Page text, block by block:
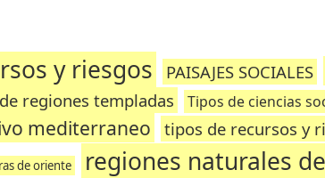
y riesgos PAISAJES SOCIALES
regiones templadas Tipos de ciencias
mediterraneo tipos de recursos y
de oriente regiones naturales